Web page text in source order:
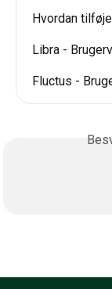
Hvordan
Libra -
Fluctus -